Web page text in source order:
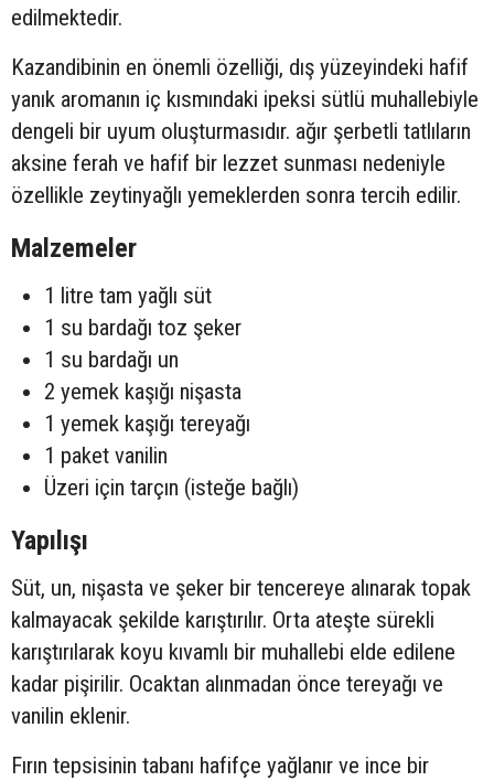
edilmektedir.
Kazandibinin en önemli özelliği, dış yüzeyindeki hafif
yanık aromanın iç kısmındaki ipeksi sütlü muhallebiyle
dengeli bir uyum oluşturmasıdır. ağır şerbetli tatlıların
aksine ferah ve hafif bir lezzet sunması nedeniyle
özellikle zeytinyağlı yemeklerden sonra tercih edilir.
Malzemeler
1 litre tam yağlı süt
1 su bardağı toz şeker
1 su bardağı un
2 yemek kaşığı nişasta
1 yemek kaşığı tereyağı
1 paket vanilin
Üzeri için tarçın (isteğe bağlı)
Yapılışı
Süt, un, nişasta ve şeker bir tencereye alınarak topak
kalmayacak şekilde karıştırılır. Orta ateşte sürekli
karıştırılarak koyu kıvamlı bir muhallebi elde edilene
kadar pişirilir. Ocaktan alınmadan önce tereyağı ve
vanilin eklenir.
Fırın tepsisinin tabanı hafifçe yağlanır ve ince bir